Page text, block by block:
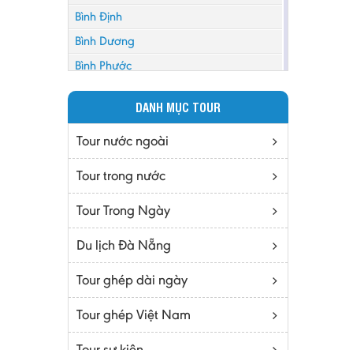
Bình Định
Bình Dương
Bình Phước
Bình Thuận
Bắc Giang
Bắc Ninh
Bến Tre
Cà mau
Cao Bằng
Daknông
Đồng Nai
Đồng Tháp
DANH MỤC TOUR
Tour nước ngoài
Tour trong nước
Tour Trong Ngày
Du lịch Đà Nẵng
Tour ghép dài ngày
Tour ghép Việt Nam